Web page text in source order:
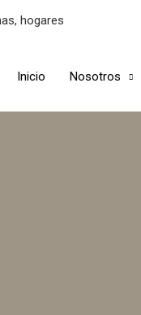
hogares
Inicio Nosotros